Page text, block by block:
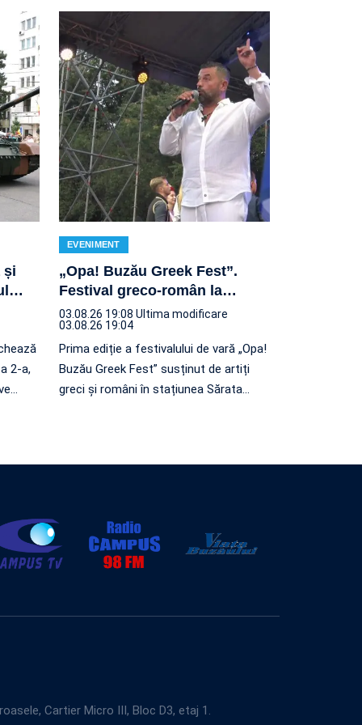
și
…
2-a,
…
EVENIMENT
„Opa! Buzău Greek Fest”.
Festival greco-român la…
03.08.26 19:08 Ultima modificare
03.08.26 19:04
Prima ediție a festivalului de vară „Opa!
Buzău Greek Fest” susținut de artiți
greci și români în stațiunea Sărata…
Cartier Micro III, Bloc D3, etaj 1.